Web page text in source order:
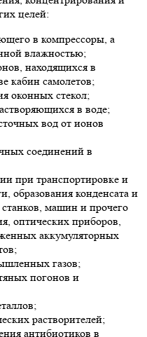
целей:
в компрессоры, а
влажностью;
находящихся в
кабин самолетов;
оконных стекол;
в воде;
вод от ионов
соединений в
при транспортировке и
образования конденсата и
станков, машин и прочего
оптических приборов,
аккумуляторных
газов;
погонов и
растворителей;
антибиотиков в